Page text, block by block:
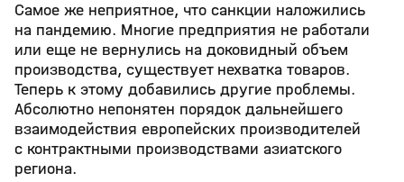
Самое же неприятное, что санкции наложились
на пандемию. Многие предприятия не работали
или еще не вернулись на доковидный объем
производства, существует нехватка товаров.
Теперь к этому добавились другие проблемы.
Абсолютно непонятен порядок дальнейшего
взаимодействия европейских производителей
с контрактными производствами азиатского
региона.